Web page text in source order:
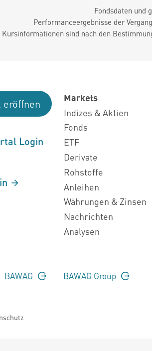
Fondsdaten und
Performanceergebnisse der
Kursinformationen sind nach den
eröffnen
Login
Markets
Indizes & Aktien
Fonds
ETF
Derivate
Rohstoffe
Anleihen
Währungen & Zinsen
Nachrichten
Analysen
BAWAG BAWAG Group